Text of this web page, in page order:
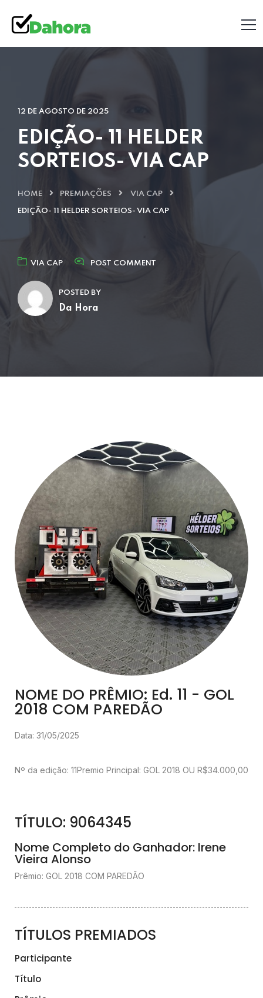
12 DE AGOSTO DE 2025
EDIÇÃO- 11 HELDER
SORTEIOS- VIA CAP
HOME PREMIAÇÕES VIA CAP
EDIÇÃO- 11 HELDER SORTEIOS- VIA CAP
VIA CAP POST COMMENT
POSTED BY
Da Hora
NOME DO PRÊMIO: Ed. 11 - GOL
2018 COM PAREDÃO
Data: 31/05/2025
Nº da edição: 11Premio Principal: GOL 2018 OU R$34.000,00
TÍTULO: 9064345
Nome Completo do Ganhador: Irene
Vieira Alonso
Prêmio: GOL 2018 COM PAREDÃO
TÍTULOS PREMIADOS
Participante
Título